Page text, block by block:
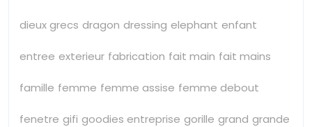
dieux grecs dragon dressing elephant enfant
entree exterieur fabrication fait main fait mains
famille femme femme assise femme debout
fenetre gifi goodies entreprise gorille grand grande